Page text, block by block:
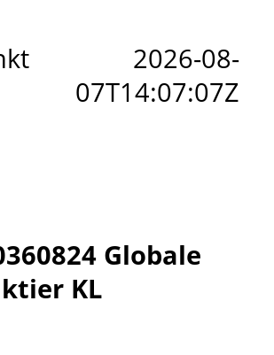
2026-08-
07T14:07:07Z
Globale
KL